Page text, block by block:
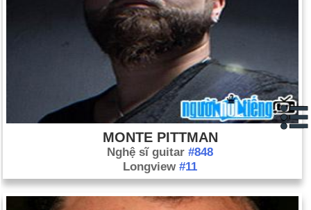
MONTE PITTMAN
Nghệ sĩ guitar #848
Longview #11